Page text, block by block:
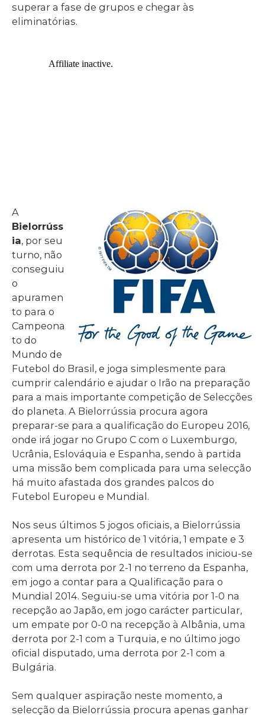
superar a fase de grupos e chegar às
eliminatórias.
A
Bielorrúss
ia, por seu
turno, não
conseguiu
o
apuramen
to para o
Campeona
to do
Mundo de
Futebol do Brasil, e joga simplesmente para
cumprir calendário e ajudar o Irão na preparação
para a mais importante competição de Selecções
do planeta. A Bielorrússia procura agora
preparar-se para a qualificação do Europeu 2016,
onde irá jogar no Grupo C com o Luxemburgo,
Ucrânia, Eslováquia e Espanha, sendo à partida
uma missão bem complicada para uma selecção
há muito afastada dos grandes palcos do
Futebol Europeu e Mundial.
Nos seus últimos 5 jogos oficiais, a Bielorrússia
apresenta um histórico de 1 vitória, 1 empate e 3
derrotas. Esta sequência de resultados iniciou-se
com uma derrota por 2-1 no terreno da Espanha,
em jogo a contar para a Qualificação para o
Mundial 2014. Seguiu-se uma vitória por 1-0 na
recepção ao Japão, em jogo carácter particular,
um empate por 0-0 na recepção à Albânia, uma
derrota por 2-1 com a Turquia, e no último jogo
oficial disputado, uma derrota por 2-1 com a
Bulgária.
Sem qualquer aspiração neste momento, a
selecção da Bielorrússia procura apenas ganhar